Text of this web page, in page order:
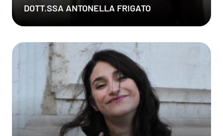
DOTT.SSA ANTONELLA FRIGATO